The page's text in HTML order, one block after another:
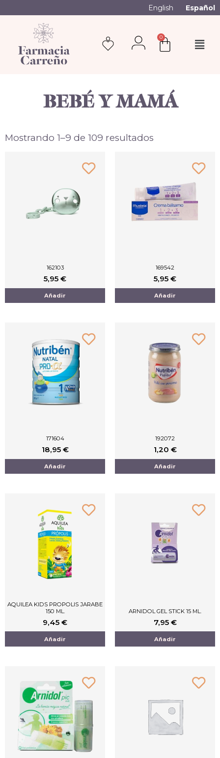
English Español
0
BEBÉ Y MAMÁ
Mostrando 1–9 de 109 resultados
162103
5,95 €
Añadir
169542
5,95 €
Añadir
171604
18,95 €
Añadir
192072
1,20 €
Añadir
AQUILEA KIDS PROPOLIS JARABE
150 ML.
9,45 €
Añadir
ARNIDOL GEL STICK 15 ML.
7,95 €
Añadir